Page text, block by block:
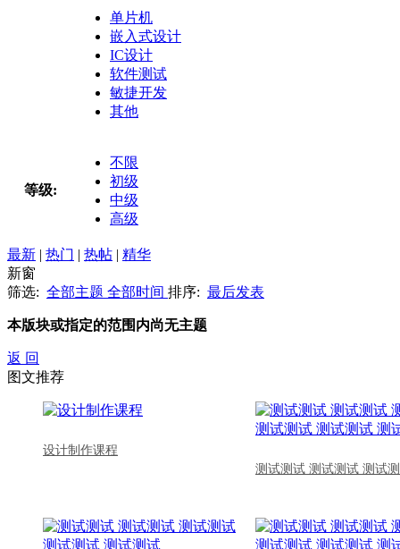
单片机
嵌入式设计
IC设计
软件测试
敏捷开发
其他
等级:
不限
初级
中级
高级
最新 | 热门 | 热帖 | 精华
新窗
筛选: 全部主题 全部时间 排序: 最后发表
本版块或指定的范围内尚无主题
返 回
图文推荐
设计制作课程
测试测试 测试测试 测试